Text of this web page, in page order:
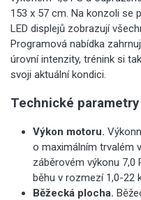
153 x 57 cm. Na konzoli se
LED displejů zobrazují
Programová nabídka
úrovní intenzity, trénink si
svoji aktuální kondici.
Technické
Výkon motoru.
o maximálním trvalém
záběrovém výkonu 7,0
běhu v rozmezí 1,0-22
Běžecká plocha.